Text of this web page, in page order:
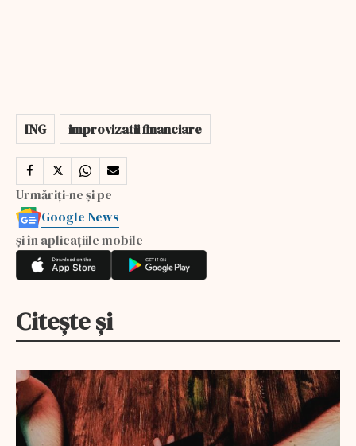
ING improvizatii financiare
Urmăriți-ne și pe
Google News
și în aplicațiile mobile
Citește și